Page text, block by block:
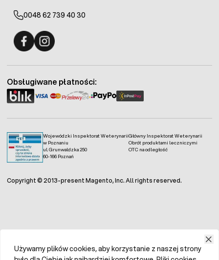
0048 62 739 40 30
Wojewódzki Inspektorat Weterynarii
w Poznaniu
ul. Grunwaldzka 250
60-166 Poznań
Główny Inspektorat Weterynarii
Obrót produktami leczniczymi
OTC na odległość
Obsługiwane płatności:
Copyright © 2013-present Magento, Inc. All rights reserved.
Używamy plików cookies, aby korzystanie z naszej strony